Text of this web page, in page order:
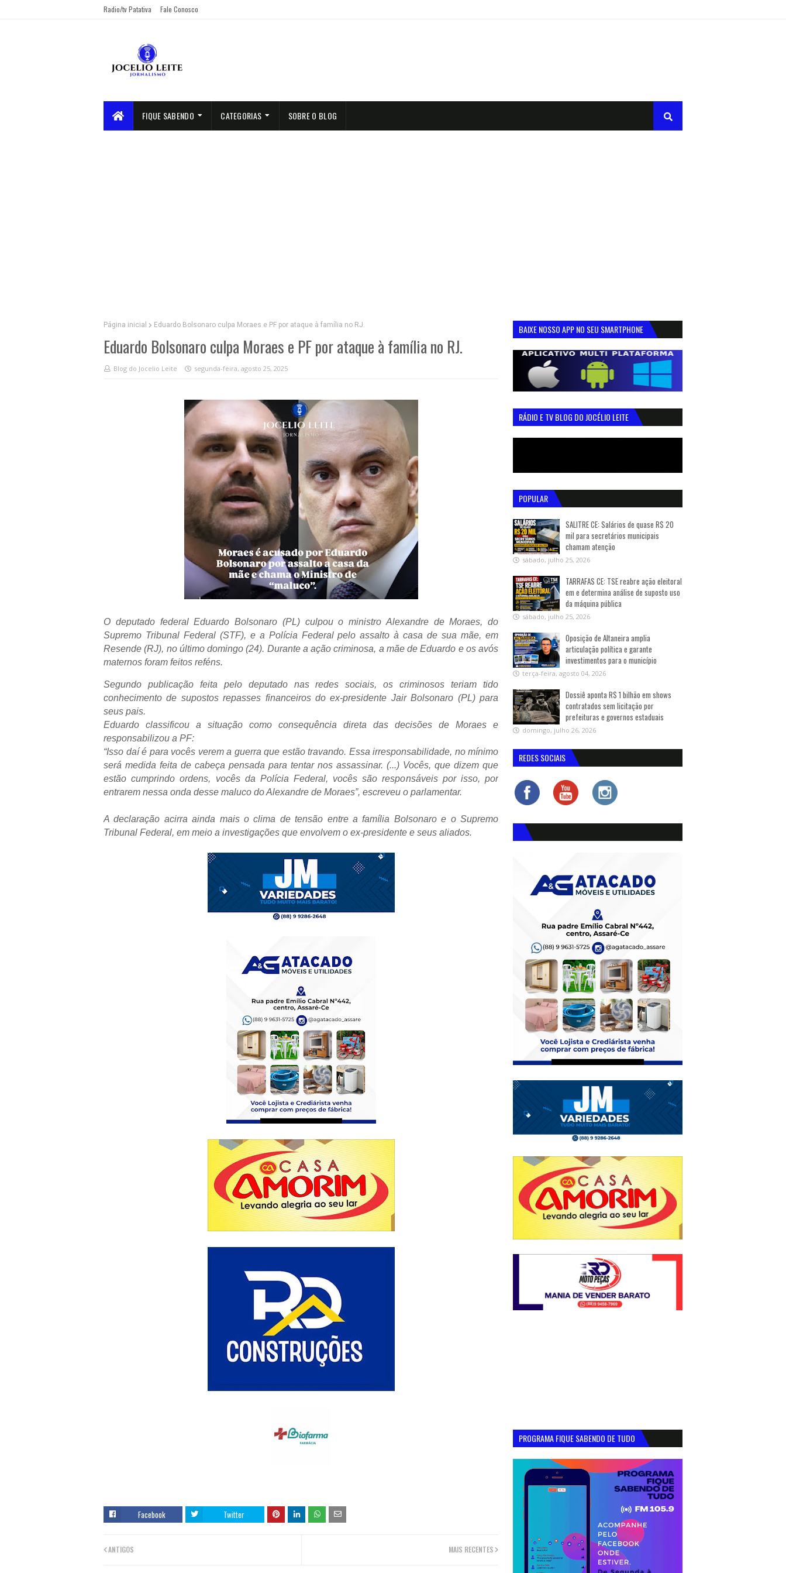
Radio/tv Patativa Fale Conosco
FIQUE SABENDO CATEGORIAS SOBRE O BLOG
Página inicial Eduardo Bolsonaro culpa Moraes e PF por ataque à família no RJ.
Eduardo Bolsonaro culpa Moraes e PF por ataque à família no RJ.
Blog do Jocelio Leite segunda-feira, agosto 25, 2025
O deputado federal Eduardo Bolsonaro (PL) culpou o ministro Alexandre de Moraes, do
Supremo Tribunal Federal (STF), e a Polícia Federal pelo assalto à casa de sua mãe, em
Resende (RJ), no último domingo (24). Durante a ação criminosa, a mãe de Eduardo e os avós
maternos foram feitos reféns.
Segundo publicação feita pelo deputado nas redes sociais, os criminosos teriam tido
conhecimento de supostos repasses financeiros do ex-presidente Jair Bolsonaro (PL) para
seus pais.
Eduardo classificou a situação como consequência direta das decisões de Moraes e
responsabilizou a PF:
“Isso daí é para vocês verem a guerra que estão travando. Essa irresponsabilidade, no mínimo
será medida feita de cabeça pensada para tentar nos assassinar. (...) Vocês, que dizem que
estão cumprindo ordens, vocês da Polícia Federal, vocês são responsáveis por isso, por
entrarem nessa onda desse maluco do Alexandre de Moraes”, escreveu o parlamentar.
A declaração acirra ainda mais o clima de tensão entre a família Bolsonaro e o Supremo
Tribunal Federal, em meio a investigações que envolvem o ex-presidente e seus aliados.
Facebook Twitter
MAIS RECENTES
ANTIGOS
BAIXE NOSSO APP NO SEU SMARTPHONE
RÁDIO E TV BLOG DO JOCÉLIO LEITE
POPULAR
SALITRE CE: Salários de quase R$ 20
mil para secretários municipais
chamam atenção
sábado, julho 25, 2026
TARRAFAS CE: TSE reabre ação eleitoral
em e determina análise de suposto uso
da máquina pública
sábado, julho 25, 2026
Oposição de Altaneira amplia
articulação política e garante
investimentos para o município
terça-feira, agosto 04, 2026
Dossiê aponta R$ 1 bilhão em shows
contratados sem licitação por
prefeituras e governos estaduais
domingo, julho 26, 2026
REDES SOCIAIS
PROGRAMA FIQUE SABENDO DE TUDO